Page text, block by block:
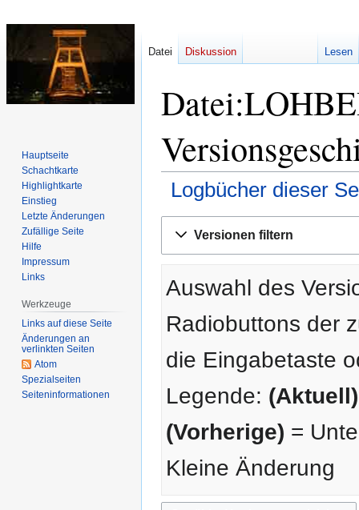
Logbücher dieser
Navigation
Suche
Versionen filtern
Auswahl des
Radiobuttons der
die Eingabetaste
Legende: (Aktuell)
(Vorherige) =
Kleine Änderung
Datei Diskussion Lesen
Hauptseite
Schachtkarte
Highlightkarte
Einstieg
Letzte Änderungen
Zufällige Seite
Hilfe
Impressum
Links
Werkzeuge
Links auf diese Seite
Änderungen an
verlinkten Seiten
Atom
Spezialseiten
Seiten­­informationen